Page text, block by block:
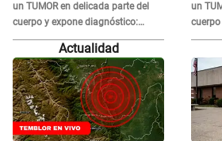
un TUMOR en delicada parte del
cuerpo y expone diagnóstico:
"Dolores muy fuertes..."
un
Actualidad